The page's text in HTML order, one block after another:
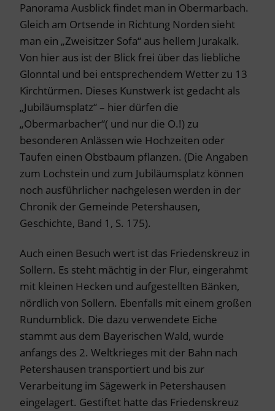
Panorama Ausblick findet man in Obermarbach.
Gleich am Ortsende in Richtung Norden sieht
man ein „Zweisitzer Sofa“ aus hellem Jurakalk.
Von hier aus ist der Blick frei über das liebliche
Glonntal und bei entsprechendem Wetter zu 13
Kirchtürmen. Dieses Kunstwerk ist gedacht als
„Jubiläumsplatz“ – hier dürfen die
„Obermarbacher“( und nur die O.!) zu
besonderen Anlässen wie Hochzeiten oder
Taufen einen Obstbaum pflanzen. (Die Angaben
zum Lochstein und zum Jubiläumsplatz können
noch ausführlicher nachgelesen werden in der
Chronik der Gemeinde Petershausen,
Geschichte, Band 1, S. 175).
Auch einen Besuch wert ist das Friedenskreuz in
Sollern. Es steht mächtig in der Flur, eingerahmt
mit kleinen Hecken und aufgestellten Bänken,
nördlich von Sollern. Ebenfalls mit einem großen
Rundumblick. Die dazu verwendete Eiche
stammt aus dem Bayerischen Wald, wurde
anfangs des 2. Weltkrieges mit der Bahn nach
Petershausen transportiert und bis zur
Verarbeitung im Sägewerk in Petershausen
eingelagert. Gestiftet hatte das Friedenskreuz